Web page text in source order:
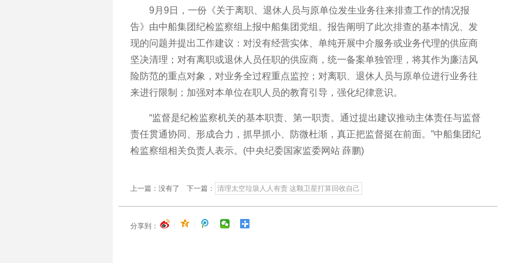
9月9日，一份《关于离职、退休人员与原单位发生业务往来排查工作的情况报
告》由中船集团纪检监察组上报中船集团党组。报告阐明了此次排查的基本情况、发
现的问题并提出工作建议：对没有经营实体、单纯开展中介服务或业务代理的供应商
坚决清理；对有离职或退休人员任职的供应商，统一备案单独管理，将其作为廉洁风
险防范的重点对象，对业务全过程重点监控；对离职、退休人员与原单位进行业务往
来进行限制；加强对本单位在职人员的教育引导，强化纪律意识。
“监督是纪检监察机关的基本职责、第一职责。通过提出建议推动主体责任与监督
责任贯通协同、形成合力，抓早抓小、防微杜渐，真正把监督挺在前面。”中船集团纪
检监察组相关负责人表示。(中央纪委国家监委网站 薛鹏)
上一篇：没有了 下一篇： 清理太空垃圾人人有责 这颗卫星打算回收自己
分享到：